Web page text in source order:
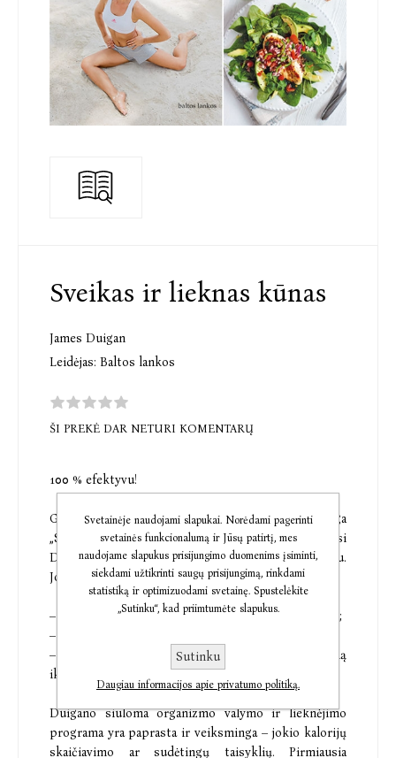
Sveikas ir lieknas kūnas
James Duigan
Leidėjas: Baltos lankos
ŠI PREKĖ DAR NETURI KOMENTARŲ
100 % efektyvu!
Garsiausių įžymybių trenerio Jameso Duigano knyga
„Sveikas ir lieknas kūnas“, vos pasirodžiusi
Didžiojoje Britanijoje ir JAV, iškart tapo bestseleriu.
Joje rasite:
– informacijos ir patarimų, kaip išsivalyti organizmą;
– paprastai pagaminamų skanaus maisto receptų;
– lengvų pratimų, kurie padės jums ištreniruoti kūną
iki tobulumo.
Duigano siūloma organizmo valymo ir lieknėjimo
programa yra paprasta ir veiksminga – jokio kalorijų
skaičiavimo ar sudėtingų taisyklių. Pirmiausia
Svetainėje naudojami slapukai. Norėdami pagerinti
svetainės funkcionalumą ir Jūsų patirtį, mes
naudojame slapukus prisijungimo duomenims įsiminti,
siekdami užtikrinti saugų prisijungimą, rinkdami
statistiką ir optimizuodami svetainę. Spustelėkite
„Sutinku“, kad priimtumėte slapukus.
Sutinku
Daugiau informacijos apie privatumo politiką.